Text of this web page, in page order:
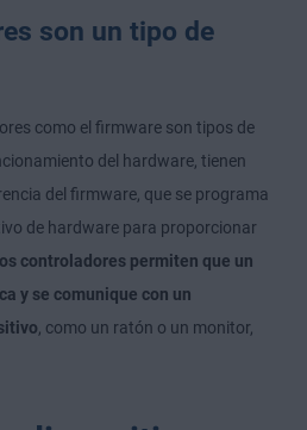
son un tipo de
como el firmware son tipos de
del hardware, tienen
del firmware, que se programa
de hardware para proporcionar
los controladores permiten que un
y se comunique con un
, como un ratón o un monitor,